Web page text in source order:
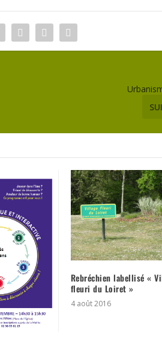
Rebréchien labellisé «
fleuri du Loiret »
4 août 2016